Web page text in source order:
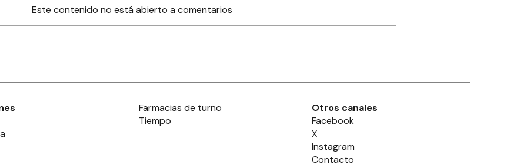
Este contenido no está abierto a comentarios
Farmacias de turno
Tiempo
Otros canales
Facebook
X
Instagram
Contacto